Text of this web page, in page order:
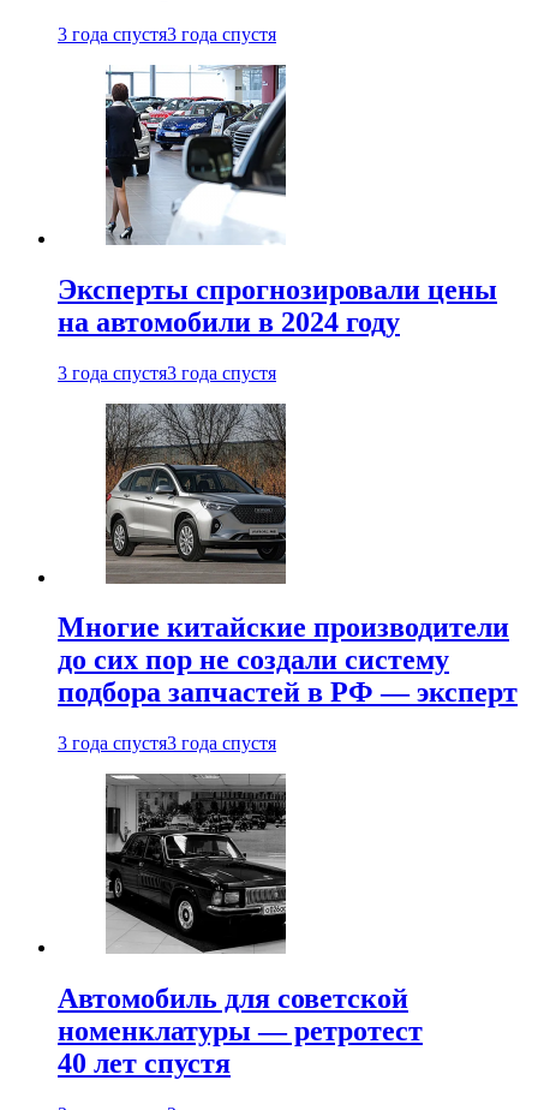
3 года спустя3 года спустя
Эксперты спрогнозировали цены
на автомобили в 2024 году
3 года спустя3 года спустя
Многие китайские производители
до сих пор не создали систему
подбора запчастей в РФ — эксперт
3 года спустя3 года спустя
Автомобиль для советской
номенклатуры — ретротест
40 лет спустя